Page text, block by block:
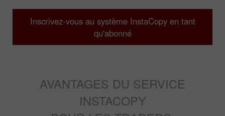
Inscrivez-vous au système InstaCopy en tant
qu'abonné
AVANTAGES DU SERVICE
INSTACOPY